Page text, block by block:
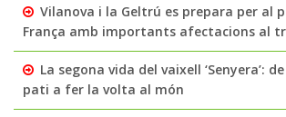
Vilanova i la Geltrú es prepara per al
França amb importants afectacions al
La segona vida del vaixell ‘Senyera’:
pati a fer la volta al món